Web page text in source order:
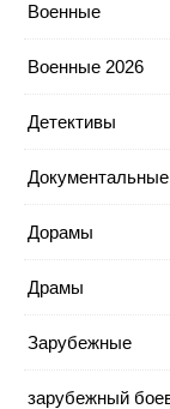
Военные
Военные 2026
Детективы
Документальные
Дорамы
Драмы
Зарубежные
зарубежный